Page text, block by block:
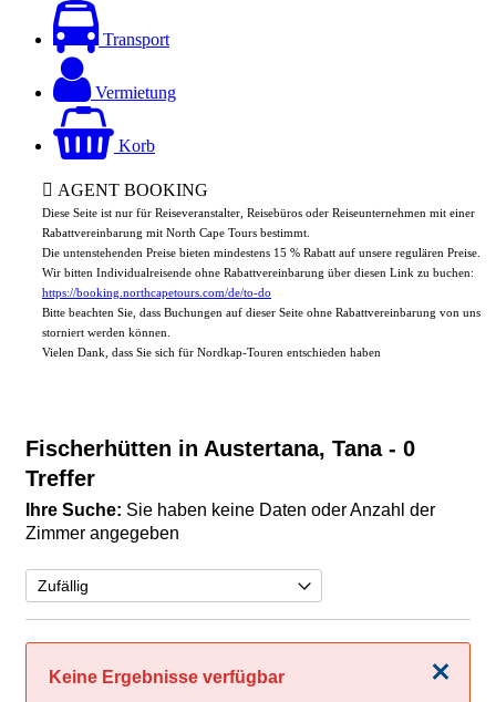
Transport
Vermietung
Korb
AGENT BOOKING
Diese Seite ist nur für Reiseveranstalter, Reisebüros oder Reiseunternehmen mit einer
Rabattvereinbarung mit North Cape Tours bestimmt.
Die untenstehenden Preise bieten mindestens 15 % Rabatt auf unsere regulären Preise.
Wir bitten Individualreisende ohne Rabattvereinbarung über diesen Link zu buchen:
https://booking.northcapetours.com/de/to-do
Bitte beachten Sie, dass Buchungen auf dieser Seite ohne Rabattvereinbarung von uns
storniert werden können.
Vielen Dank, dass Sie sich für Nordkap-Touren entschieden haben
Fischerhütten in Austertana, Tana - 0
Treffer
Ihre Suche: Sie haben keine Daten oder Anzahl der
Zimmer angegeben
Schließen
Keine Ergebnisse verfügbar